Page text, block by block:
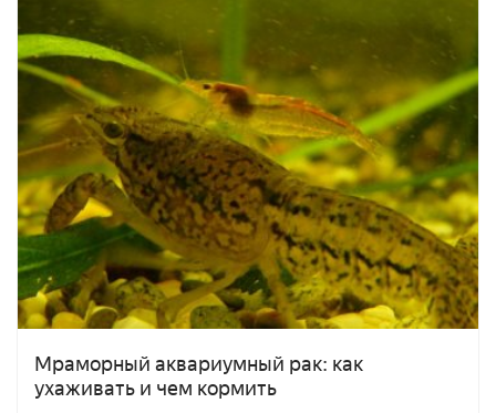
Мраморный аквариумный рак: как
ухаживать и чем кормить